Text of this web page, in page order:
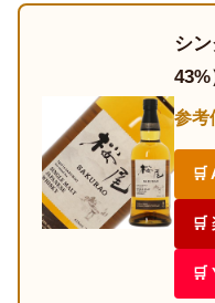
シ
43%
参考
🛒
🛒
🛒